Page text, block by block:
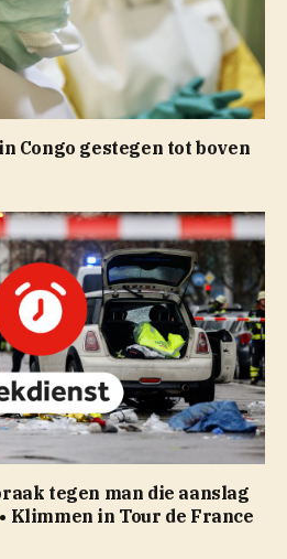
Congo gestegen tot boven
tegen man die aanslag
Klimmen in Tour de France